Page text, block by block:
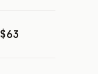
$63